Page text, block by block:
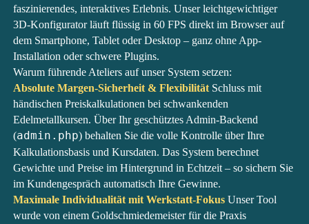
faszinierendes, interaktives Erlebnis. Unser leichtgewichtiger
3D-Konfigurator läuft flüssig in 60 FPS direkt im Browser auf
dem Smartphone, Tablet oder Desktop – ganz ohne App-
Installation oder schwere Plugins.
Warum führende Ateliers auf unser System setzen:
Absolute Margen-Sicherheit & Flexibilität Schluss mit
händischen Preiskalkulationen bei schwankenden
Edelmetallkursen. Über Ihr geschütztes Admin-Backend
(admin.php) behalten Sie die volle Kontrolle über Ihre
Kalkulationsbasis und Kursdaten. Das System berechnet
Gewichte und Preise im Hintergrund in Echtzeit – so sichern Sie
im Kundengespräch automatisch Ihre Gewinne.
Maximale Individualität mit Werkstatt-Fokus Unser Tool
wurde von einem Goldschmiedemeister für die Praxis